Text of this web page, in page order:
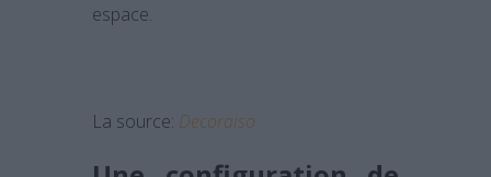
espace.
La source: Decoraiso